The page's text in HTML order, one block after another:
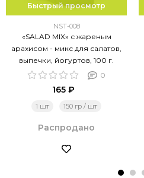
Быстрый просмотр
NST-008
«SALAD MIX» с жареным
арахисом - микс для салатов,
выпечки, йогуртов, 100 г.
0
165 ₽
1 шт 150 гр / шт
Распродано